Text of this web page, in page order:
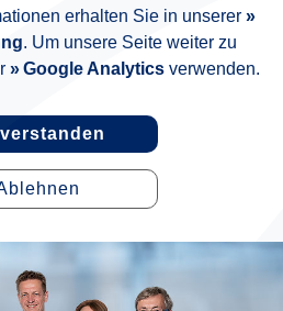
erhalten Sie in unserer
. Um unsere Seite weiter zu
Google Analyticsverwenden.